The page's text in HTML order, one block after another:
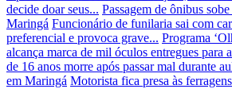
decide doar seus... Passagem de ônibus
Maringá Funcionário de funilaria sai com
preferencial e provoca grave... Programa
alcança marca de mil óculos entregues para
de 16 anos morre após passar mal durante
em Maringá Motorista fica presa às